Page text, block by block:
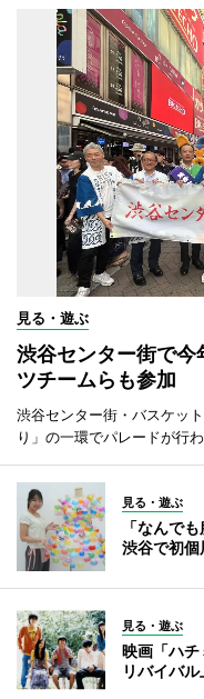
見る・遊ぶ
渋谷センター街で
ツチームらも参加
渋谷センター街・バスケッ
り」の一環でパレードが行わ
見る・遊ぶ
「なんで
渋谷で初個
見る・遊ぶ
映画「ハ
リバイバル